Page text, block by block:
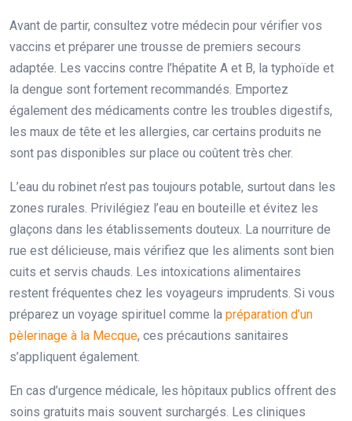
Avant de partir, consultez votre médecin pour vérifier vos
vaccins et préparer une trousse de premiers secours
adaptée. Les vaccins contre l’hépatite A et B, la typhoïde et
la dengue sont fortement recommandés. Emportez
également des médicaments contre les troubles digestifs,
les maux de tête et les allergies, car certains produits ne
sont pas disponibles sur place ou coûtent très cher.
L’eau du robinet n’est pas toujours potable, surtout dans les
zones rurales. Privilégiez l’eau en bouteille et évitez les
glaçons dans les établissements douteux. La nourriture de
rue est délicieuse, mais vérifiez que les aliments sont bien
cuits et servis chauds. Les intoxications alimentaires
restent fréquentes chez les voyageurs imprudents. Si vous
préparez un voyage spirituel comme la préparation d’un
pèlerinage à la Mecque, ces précautions sanitaires
s’appliquent également.
En cas d’urgence médicale, les hôpitaux publics offrent des
soins gratuits mais souvent surchargés. Les cliniques